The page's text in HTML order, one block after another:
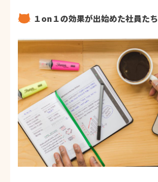
１on１の効果が出始めた社員たち